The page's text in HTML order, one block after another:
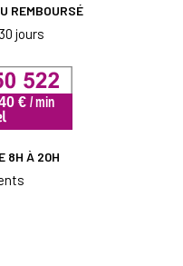
REMBOURSÉ
jours
8H À 20H